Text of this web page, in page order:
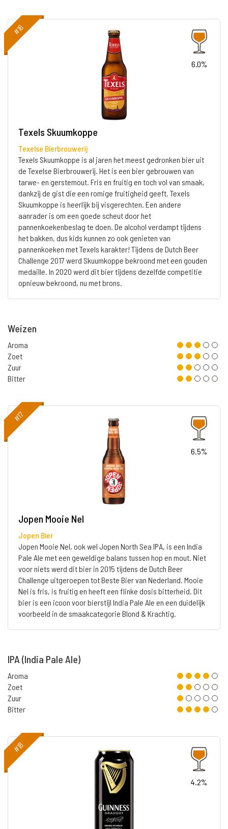
#16
6.0%
Texels Skuumkoppe
Texelse Bierbrouwerij
Texels Skuumkoppe is al jaren het meest gedronken bier uit
de Texelse Bierbrouwerij. Het is een bier gebrouwen van
tarwe- en gerstemout. Fris en fruitig en toch vol van smaak,
dankzij de gist die een romige fruitigheid geeft. Texels
Skuumkoppe is heerlijk bij visgerechten. Een andere
aanrader is om een goede scheut door het
pannenkoekenbeslag te doen. De alcohol verdampt tijdens
het bakken, dus kids kunnen zo ook genieten van
pannenkoeken met Texels karakter! Tijdens de Dutch Beer
Challenge 2017 werd Skuumkoppe bekroond met een gouden
medaille. In 2020 werd dit bier tijdens dezelfde competitie
opnieuw bekroond, nu met brons.
Weizen
Aroma
Zoet
Zuur
Bitter
#17
6.5%
Jopen Mooie Nel
Jopen Bier
Jopen Mooie Nel, ook wel Jopen North Sea IPA, is een India
Pale Ale met een geweldige balans tussen hop en mout. Niet
voor niets werd dit bier in 2015 tijdens de Dutch Beer
Challenge uitgeroepen tot Beste Bier van Nederland. Mooie
Nel is fris, is fruitig en heeft een flinke dosis bitterheid. Dit
bier is een icoon voor bierstijl India Pale Ale en een duidelijk
voorbeeld in de smaakcategorie Blond & Krachtig.
IPA (India Pale Ale)
Aroma
Zoet
Zuur
Bitter
#18
4.2%